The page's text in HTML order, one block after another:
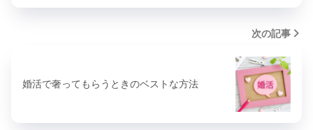
次の記事
婚活で奢ってもらうときのベストな方法